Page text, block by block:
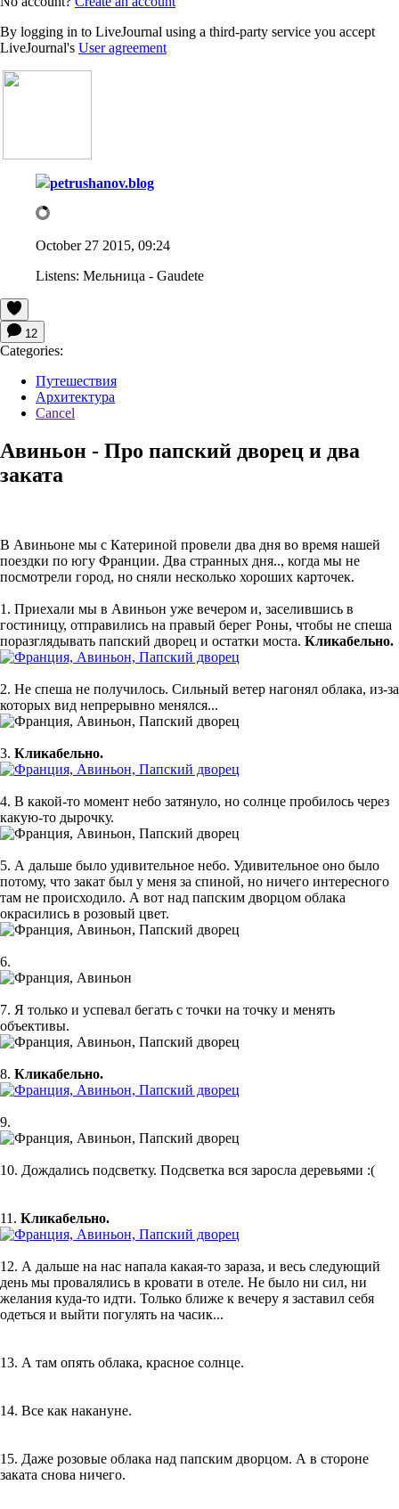
By logging in to LiveJournal using a third-party service you accept
LiveJournal's User agreement
petrushanov.blog
October 27 2015, 09:24
Listens: Мельница - Gaudete
12
Categories:
Путешествия
Архитектура
Cancel
Авиньон - Про папский дворец и два
заката
В Авиньоне мы с Катериной провели два дня во время нашей
поездки по югу Франции. Два странных дня.., когда мы не
посмотрели город, но сняли несколько хороших карточек.
1. Приехали мы в Авиньон уже вечером и, заселившись в
гостиницу, отправились на правый берег Роны, чтобы не спеша
поразглядывать папский дворец и остатки моста. Кликабельно.
2. Не спеша не получилось. Сильный ветер нагонял облака, из-за
которых вид непрерывно менялся...
3. Кликабельно.
4. В какой-то момент небо затянуло, но солнце пробилось через
какую-то дырочку.
5. А дальше было удивительное небо. Удивительное оно было
потому, что закат был у меня за спиной, но ничего интересного
там не происходило. А вот над папским дворцом облака
окрасились в розовый цвет.
6.
7. Я только и успевал бегать с точки на точку и менять
объективы.
8. Кликабельно.
9.
10. Дождались подсветку. Подсветка вся заросла деревьями :(
11. Кликабельно.
12. А дальше на нас напала какая-то зараза, и весь следующий
день мы провалялись в кровати в отеле. Не было ни сил, ни
желания куда-то идти. Только ближе к вечеру я заставил себя
одеться и выйти погулять на часик...
13. А там опять облака, красное солнце.
14. Все как накануне.
15. Даже розовые облака над папским дворцом. А в стороне
заката снова ничего.